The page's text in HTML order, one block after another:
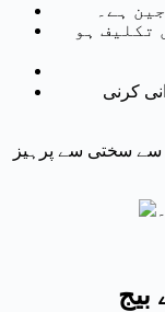
ہے۔
تکلیف ہو
کرنی
سے سختی سے پرہیز
بیج